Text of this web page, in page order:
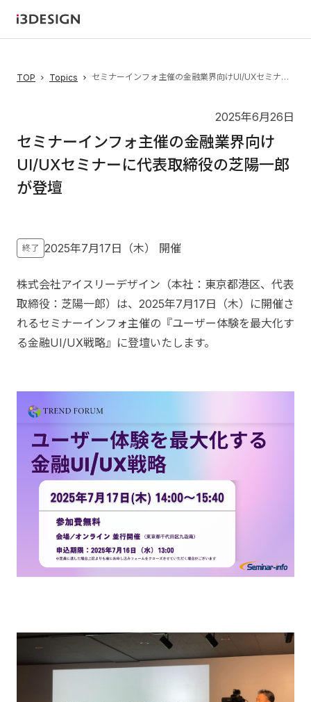
TOP Topics セミナーインフォ主催の金融業界向けUI/UXセミナーに代表取締役の芝陽一郎が登壇
2025年6月26日
セミナーインフォ主催の金融業界向け
UI/UXセミナーに代表取締役の芝陽一郎
が登壇
終了 2025年7月17日（木） 開催
株式会社アイスリーデザイン（本社：東京都港区、代表
取締役：芝陽一郎）は、2025年7月17日（木）に開催さ
れるセミナーインフォ主催の『ユーザー体験を最大化す
る金融UI/UX戦略』に登壇いたします。